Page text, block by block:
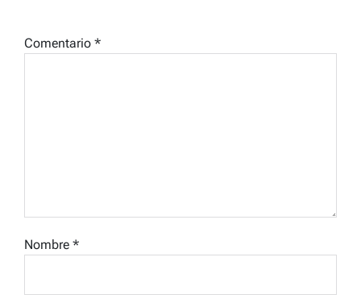
Comentario *
Nombre *